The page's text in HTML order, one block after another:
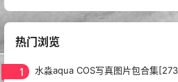
热门浏览
1 水淼aqua COS写真图片包合集